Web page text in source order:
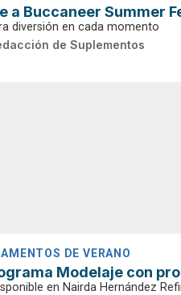
a Buccaneer Summer
diversión en cada momento
de Suplementos
DE VERANO
Modelaje con
en Nairda Hernández